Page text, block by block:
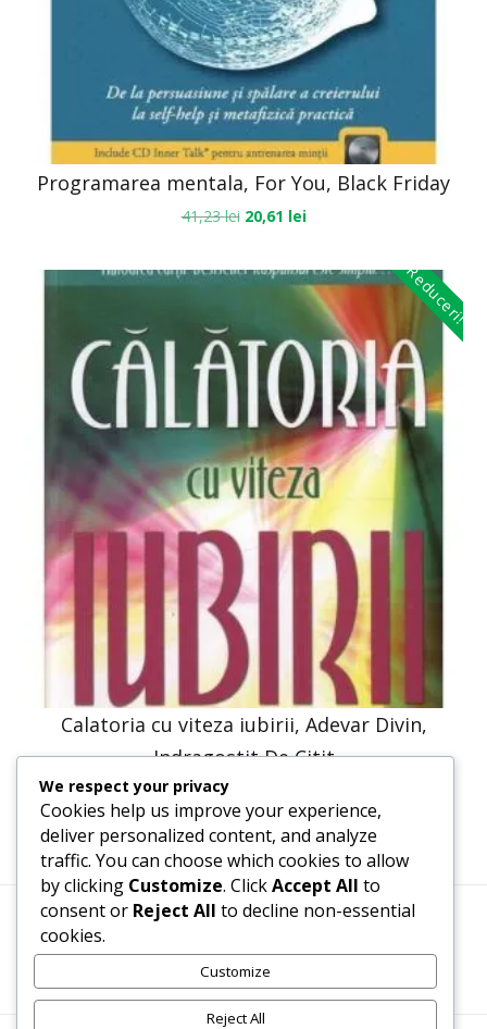
Programarea mentala, For You, Black Friday
41,23lei 20,61 lei
Reduceri!
Calatoria cu viteza iubirii, Adevar Divin,
Indragostit De Citit
30,66lei
Termeni, Condiții & Protecția Datelor (GDPR)
We respect your privacy
Cookies help us improve your experience,
deliver personalized content, and analyze
traffic. You can choose which cookies to allow
by clicking Customize. ClickAccept All to
consent or Reject All to decline non-essential
cookies.
Customize
Reject All